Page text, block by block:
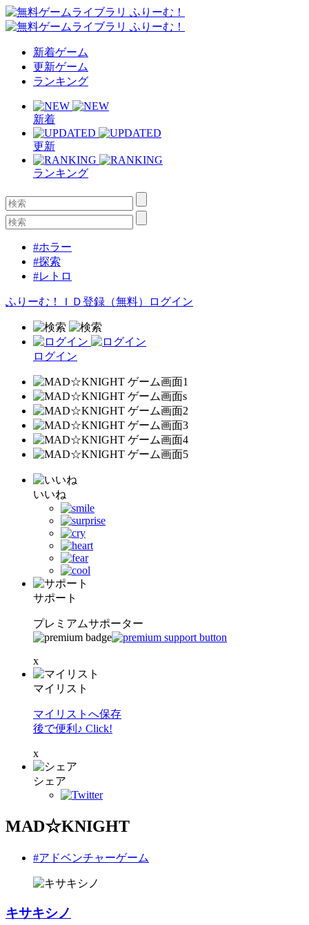
新着ゲーム
更新ゲーム
ランキング
新着
更新
ランキング
#ホラー
#探索
#レトロ
ふりーむ！ＩＤ登録（無料） ログイン
ログイン
いいね
サポート
プレミアムサポーター
x
マイリスト
マイリストへ保存
後で便利♪ Click!
x
シェア
MAD☆KNIGHT
#アドベンチャーゲーム
キサキシノ